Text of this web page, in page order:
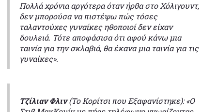
Πολλά χρόνια αργότερα όταν ήρθα στο Χόλιγουντ,
δεν μπορούσα να πιστέψω πώς τόσες
ταλαντούχες γυναίκες ηθοποιοί δεν είχαν
δουλειά. Τότε αποφάσισα ότι αφού κάνω μια
ταινία για την σκλαβιά, θα έκανα μια ταινία για τις
γυναίκες».
Τζίλιαν Φλιν(Το Κορίτσι που Εξαφανίστηκε): «Ο